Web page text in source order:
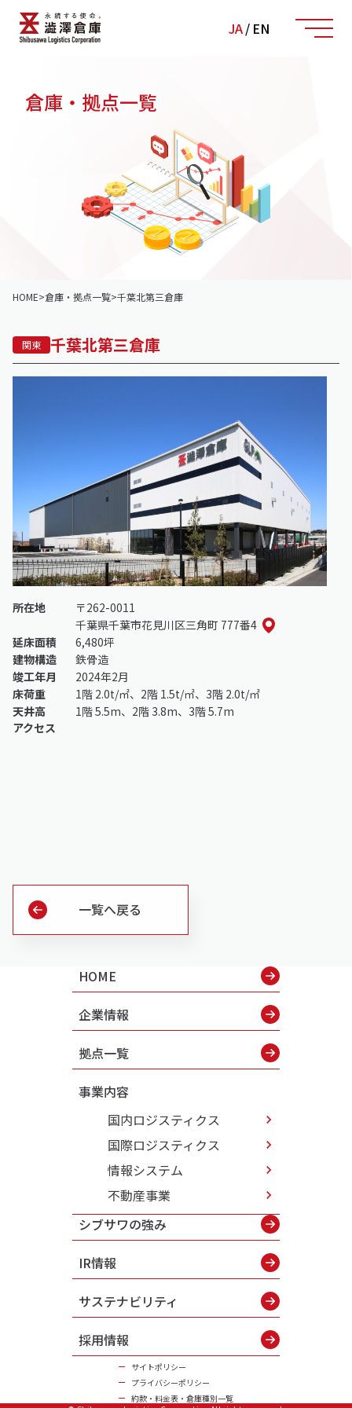
JA/ EN
倉庫・拠点一覧
HOME>倉庫・拠点一覧>千葉北第三倉庫
関東 千葉北第三倉庫
所在地
〒262-0011
千葉県千葉市花見川区三角町 777番4
延床面積
6,480坪
建物構造
鉄骨造
竣工年月
2024年2月
床荷重
1階 2.0t/㎡、2階 1.5t/㎡、3階 2.0t/㎡
天井高
1階 5.5m、2階 3.8m、3階 5.7m
アクセス
一覧へ戻る
HOME
企業情報
拠点一覧
事業内容
国内ロジスティクス
国際ロジスティクス
情報システム
不動産事業
シブサワの強み
IR情報
サステナビリティ
採用情報
サイトポリシー
プライバシーポリシー
約款・料金表・倉庫種別一覧